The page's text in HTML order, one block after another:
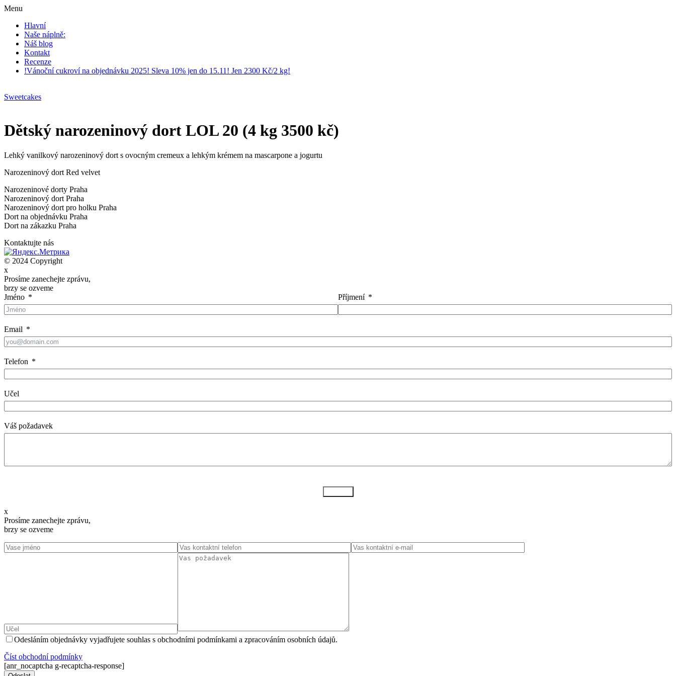
Menu
Hlavní
Naše náplně:
Náš blog
Kontakt
Recenze
!Vánoční cukroví na objednávku 2025! Sleva 10% jen do 15.11! Jen 2300 Kč/2 kg!
Sweetcakes
Dětský narozeninový dort LOL 20 (4 kg 3500 kč)
Lehký vanilkový narozeninový dort s ovocným cremeux a lehkým krémem na mascarpone a jogurtu
Narozeninový dort Red velvet
Narozeninové dorty Praha
Narozeninový dort Praha
Narozeninový dort pro holku Praha
Dort na objednávku Praha
Dort na zákazku Praha
Kontaktujte nás
© 2024 Copyright
x
Prosíme zanechejte zprávu,
brzy se ozveme
Jméno
Příjmení
Email
Telefon
Učel
Váš požadavek
x
Prosíme zanechejte zprávu,
brzy se ozveme
Odesláním objednávky vyjadřujete souhlas s obchodními podmínkami a zpracováním osobních údajů.
Číst оbchodní podmínky
[anr_nocaptcha g-recaptcha-response]